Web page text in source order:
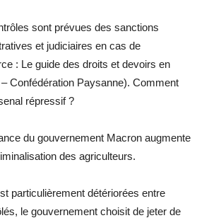
sont prévues des sanctions
et judiciaires en cas de
: Le guide des droits et devoirs en
Confédération Paysanne). Comment
répressif ?
du gouvernement Macron augmente
des agriculteurs.
particulièrement détériorées entre
le gouvernement choisit de jeter de